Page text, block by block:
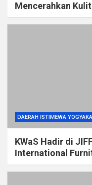
Mencerahkan Kulit
DAERAH ISTIMEWA
KWaS Hadir di
International